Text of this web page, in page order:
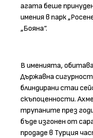
агата беше
имения в парк
„Бояна“.
В именията,
Държавна
блиндирани стаи
скъпоценности.
трупаните през
бъде изгонен от
продаде в Турция